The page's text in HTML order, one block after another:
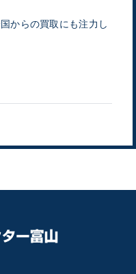
からの買取にも注力し